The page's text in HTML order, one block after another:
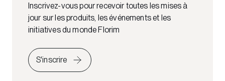
Inscrivez-vous pour recevoir toutes les mises à
jour sur les produits, les événements et les
initiatives du monde Florim
S'inscrire